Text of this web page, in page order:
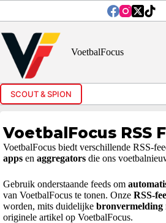
inhoud
VoetbalFocus
SCOUT & SPION
VoetbalFocus RSS
VoetbalFocus biedt verschillende RSS-
apps en aggregators die ons
Gebruik onderstaande feeds om
van VoetbalFocus te tonen. Onze RSS-
worden, mits duidelijke bronvermelding
originele artikel op VoetbalFocus.